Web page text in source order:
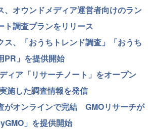
、オウンドメディア運営者向けのラン
ト調査プランをリリース
ス、「おうちトレンド調査」「おうち
PR」を提供開始
ィア「リサーチノート」をオープン
施した調査情報を発信
がオンラインで完結 GMOリサーチが
」を提供開始